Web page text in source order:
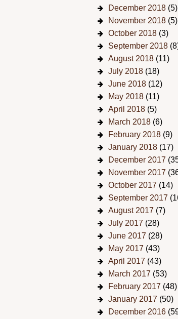
December 2018 (5)
November 2018 (5)
October 2018 (3)
September 2018
August 2018 (11)
July 2018 (18)
June 2018 (12)
May 2018 (11)
April 2018 (5)
March 2018 (6)
February 2018 (9)
January 2018 (17)
December 2017
November 2017
October 2017 (14)
September 2017
August 2017 (7)
July 2017 (28)
June 2017 (28)
May 2017 (43)
April 2017 (43)
March 2017 (53)
February 2017 (48)
January 2017 (50)
December 2016